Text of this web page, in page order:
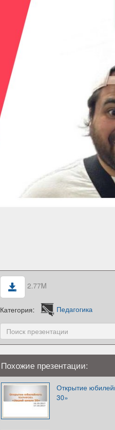
2.77M
Категория: Педагогика
Похожие презентации:
Открытие
30»